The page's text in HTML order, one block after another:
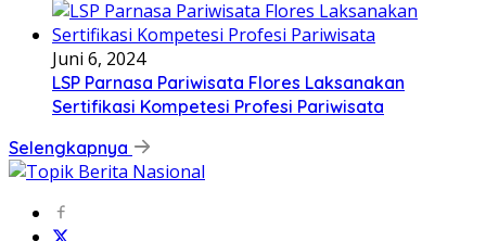
Juni 6, 2024
LSP Parnasa Pariwisata Flores Laksanakan
Sertifikasi Kompetesi Profesi Pariwisata
Selengkapnya